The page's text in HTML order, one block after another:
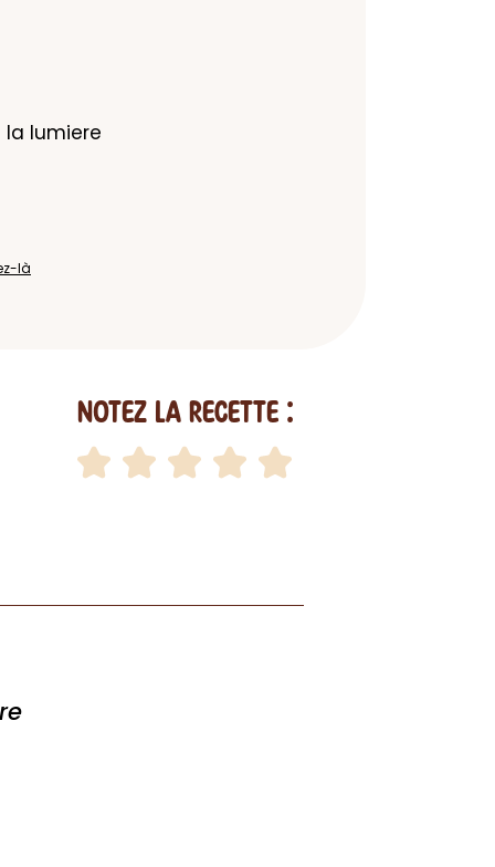
la lumiere
là
Notez la recette :